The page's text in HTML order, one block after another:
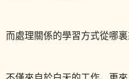
而處理關係的學習方式從哪裏